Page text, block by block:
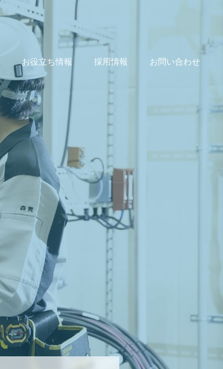
お役立ち情報 採用情報 お問い合わせ